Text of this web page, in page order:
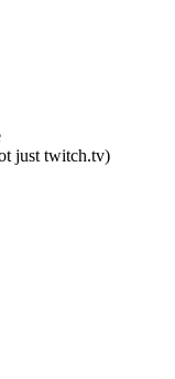
just twitch.tv)